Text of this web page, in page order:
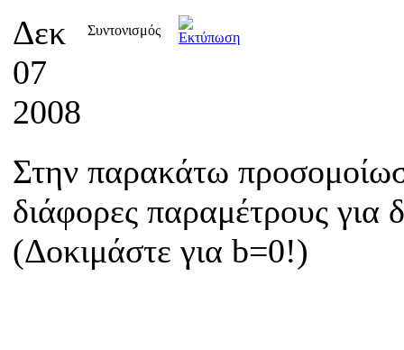
Δεκ
07
2008
Συντονισμός
Στην παρακάτω
διάφορες παραμέτρους για
(Δοκιμάστε για b=0!)